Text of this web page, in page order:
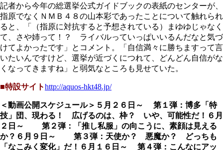
記者から今年の総選挙公式ガイドブックの表紙のセンターが、
指原でなくＮＭＢ４８の山本彩であったことについて触れられ
ると、「（指原に対抗すると予想されている）まゆゆじゃなく
て、さや姉って！？ ライバルっていっぱいいるんだなと気づ
けてよかったです」とコメント。「自信満々に勝ちますって言
いたいんですけど、選挙が近づくにつれて、どんどん自信がな
くなってきますね」と弱気なところも見せていた。
■特設サイトhttp://aquos-hkt48.jp/
＜動画公開スケジュール＞ ５月２６日～ 第１弾：博多「特
技」団、現わる！ 広げるのは、枠？ いや、可能性だ！ ６月
２日～ 第２弾：「推し私服」の向こうに、素顔は見える
か？ ６月９日～ 第３弾：天使か？ 悪魔か？ どっちも
「なこみく変化」だ！ ６月１６日～ 第４弾：こんなにアッ